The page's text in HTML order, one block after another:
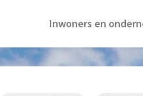
Inwoners en